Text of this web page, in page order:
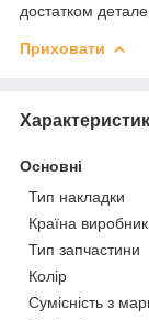
достатком
Приховати
Основні
Тип накладки
Країна виробник
Тип запчастини
Колір
Сумісність з